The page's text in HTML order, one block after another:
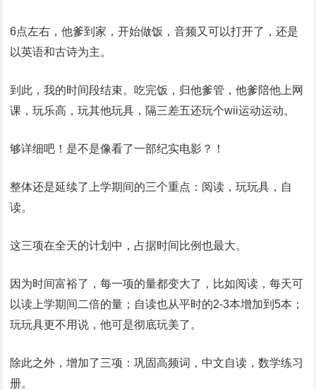
6点左右，他爹到家，开始做饭，音频又可以打开了，还是
以英语和古诗为主。
到此，我的时间段结束。吃完饭，归他爹管，他爹陪他上网
课，玩乐高，玩其他玩具，隔三差五还玩个wii运动运动。
够详细吧！是不是像看了一部纪实电影？！
整体还是延续了上学期间的三个重点：阅读，玩玩具，自
读。
这三项在全天的计划中，占据时间比例也最大。
因为时间富裕了，每一项的量都变大了，比如阅读，每天可
以读上学期间二倍的量；自读也从平时的2-3本增加到5本；
玩玩具更不用说，他可是彻底玩美了。
除此之外，增加了三项：巩固高频词，中文自读，数学练习
册。